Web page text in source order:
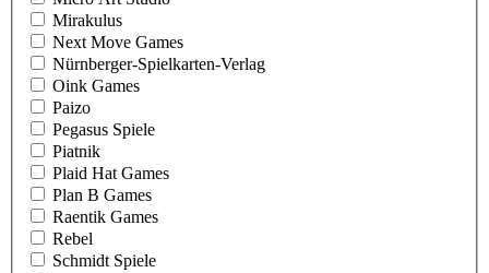
Mirakulus
Next Move Games
Nürnberger-Spielkarten-Verlag
Oink Games
Paizo
Pegasus Spiele
Piatnik
Plaid Hat Games
Plan B Games
Raentik Games
Rebel
Schmidt Spiele